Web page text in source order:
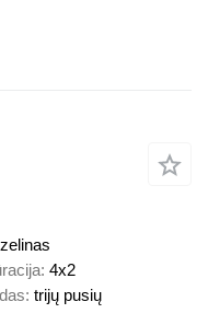
4x2
trijų pusių